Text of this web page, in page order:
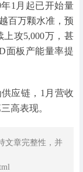
1月起已开始量
百万颗水准，预
攻5,000万，甚
面板产能量率提
应链，1月营收
高表现。
文章完整性，并